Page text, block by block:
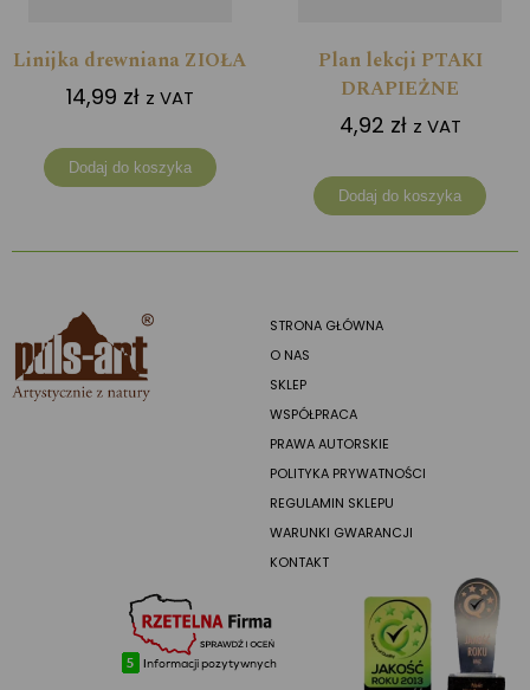
Linijka drewniana ZIOŁA
14,99 zł z VAT
Dodaj do koszyka
Plan lekcji PTAKI
DRAPIEŻNE
4,92 zł z VAT
Dodaj do koszyka
STRONA GŁÓWNA
O NAS
SKLEP
WSPÓŁPRACA
PRAWA AUTORSKIE
POLITYKA PRYWATNOŚCI
REGULAMIN SKLEPU
WARUNKI GWARANCJI
KONTAKT